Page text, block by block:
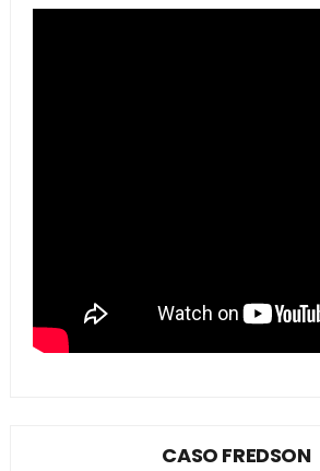
CASO FREDSON